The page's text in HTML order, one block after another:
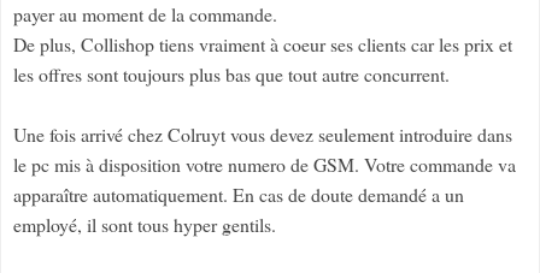
payer au moment de la commande.
De plus, Collishop tiens vraiment à coeur ses clients car les prix et
les offres sont toujours plus bas que tout autre concurrent.
Une fois arrivé chez Colruyt vous devez seulement introduire dans
le pc mis à disposition votre numero de GSM. Votre commande va
apparaître automatiquement. En cas de doute demandé a un
employé, il sont tous hyper gentils.